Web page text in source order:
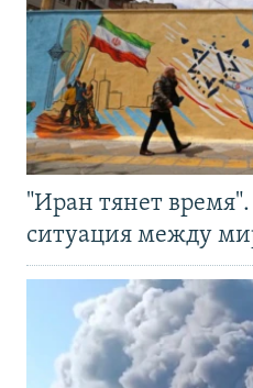
"Иран тянет время".
ситуация между